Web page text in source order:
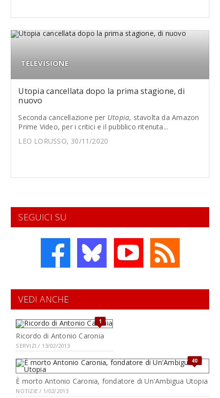
TELEVISIONE
Utopia cancellata dopo la prima stagione, di
nuovo
Seconda cancellazione per Utopia, stavolta da Amazon
Prime Video, per i critici e il pubblico ritenuta...
LEO LORUSSO, 30/11/2020
SEGUICI SU
VEDI ANCHE
1
Ricordo di Antonio Caronia
SERVIZI / 13/02/2013
40
È morto Antonio Caronia, fondatore di Un'Ambigua Utopia
NOTIZIE / 1/02/2013